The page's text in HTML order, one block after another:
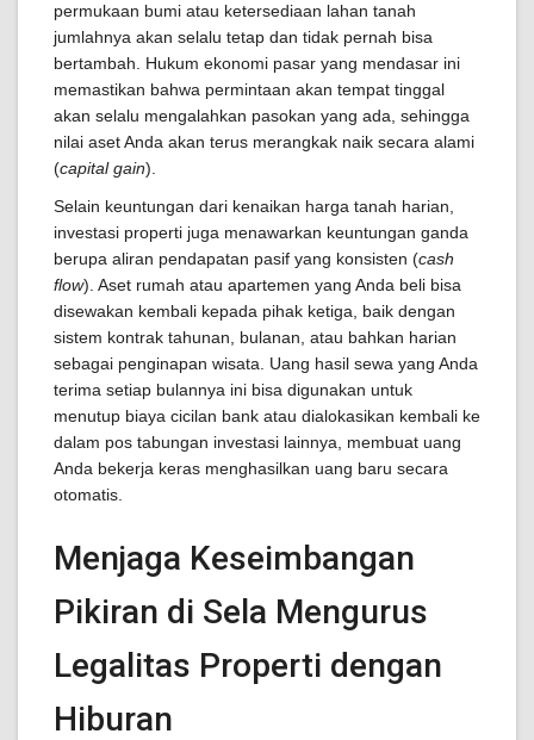
permukaan bumi atau ketersediaan lahan tanah
jumlahnya akan selalu tetap dan tidak pernah bisa
bertambah. Hukum ekonomi pasar yang mendasar ini
memastikan bahwa permintaan akan tempat tinggal
akan selalu mengalahkan pasokan yang ada, sehingga
nilai aset Anda akan terus merangkak naik secara alami
(capital gain).
Selain keuntungan dari kenaikan harga tanah harian,
investasi properti juga menawarkan keuntungan ganda
berupa aliran pendapatan pasif yang konsisten (cash
flow). Aset rumah atau apartemen yang Anda beli bisa
disewakan kembali kepada pihak ketiga, baik dengan
sistem kontrak tahunan, bulanan, atau bahkan harian
sebagai penginapan wisata. Uang hasil sewa yang Anda
terima setiap bulannya ini bisa digunakan untuk
menutup biaya cicilan bank atau dialokasikan kembali ke
dalam pos tabungan investasi lainnya, membuat uang
Anda bekerja keras menghasilkan uang baru secara
otomatis.
Menjaga Keseimbangan
Pikiran di Sela Mengurus
Legalitas Properti dengan
Hiburan